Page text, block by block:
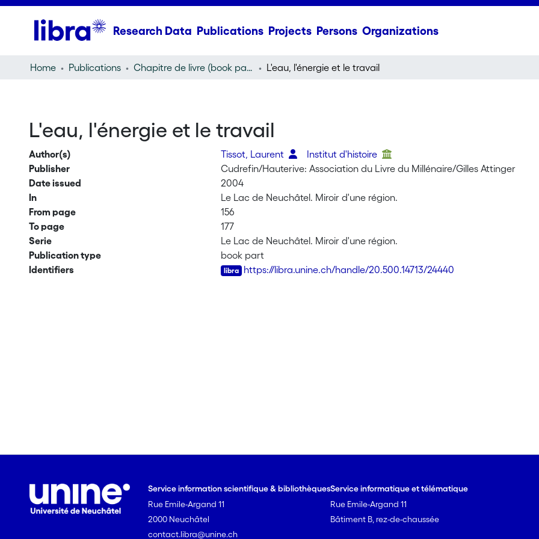
Research Data Publications Projects Persons Organizations
Home Publications Chapitre de livre (book part) L'eau, l'énergie et le travail
L'eau, l'énergie et le travail
Author(s) Tissot, Laurent
Institut d'histoire
Publisher
Cudrefin/Hauterive: Association du Livre du Millénaire/Gilles Attinger
Date issued
2004
In
Le Lac de Neuchâtel. Miroir d'une région.
From page
156
To page
177
Serie
Le Lac de Neuchâtel. Miroir d'une région.
Publication type
book part
Identifiers
https://libra.unine.ch/handle/20.500.14713/24440
Service information scientifique & bibliothèques
Rue Emile-Argand 11
2000 Neuchâtel
contact.libra@unine.ch
Service informatique et télématique
Rue Emile-Argand 11
Bâtiment B, rez-de-chaussée